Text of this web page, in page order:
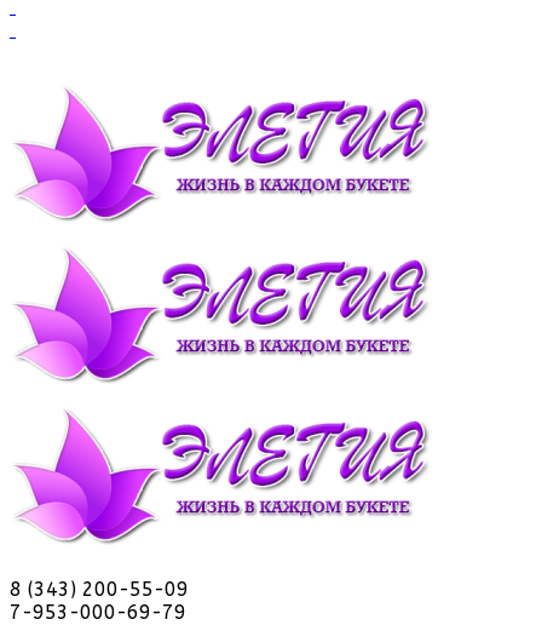
8 (343) 200-55-09
7-953-000-69-79